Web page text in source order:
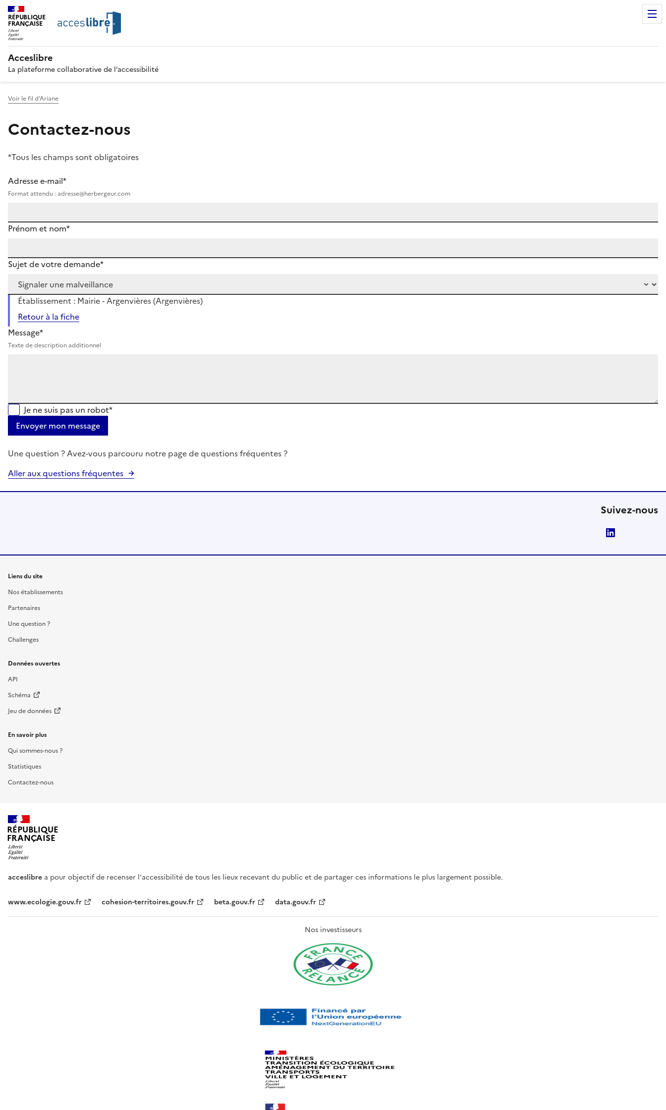
RÉPUBLIQUE
FRANÇAISE
Acceslibre
La plateforme collaborative de l’accessibilité
Voir le fil d'Ariane
Contactez-nous
*Tous les champs sont obligatoires
Adresse e-mail*
Format attendu : adresse@herbergeur.com
Prénom et nom*
Sujet de votre demande*
Établissement : Mairie - Argenvières (Argenvières)
Retour à la fiche
Message*
Texte de description additionnel
Je ne suis pas un robot*
Envoyer mon message
Une question ? Avez-vous parcouru notre page de questions fréquentes ?
Aller aux questions fréquentes
Suivez-nous
Liens du site
Nos établissements
Partenaires
Une question ?
Challenges
Données ouvertes
API
Schéma
Jeu de données
En savoir plus
Qui sommes-nous ?
Statistiques
Contactez-nous
RÉPUBLIQUE
FRANÇAISE
acceslibre a pour objectif de recenser l'accessibilité de tous les lieux recevant du public et de partager ces informations le plus largement possible.
www.ecologie.gouv.fr cohesion-territoires.gouv.fr beta.gouv.fr data.gouv.fr
Nos investisseurs